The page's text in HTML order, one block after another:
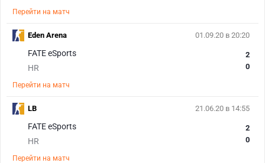
Перейти на матч
01.09.20 в 20:20
FATE eSports
HR
2
0
Перейти на матч
Eden Arena
21.06.20 в 14:55
FATE eSports
HR
2
0
Перейти на матч
LB